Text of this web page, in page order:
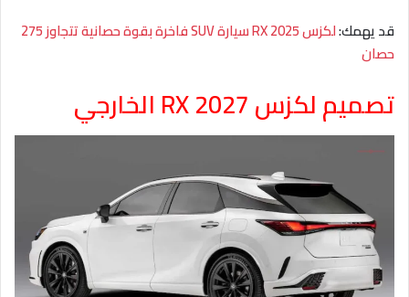
قد يهمك:
لكزس RX 2025 سيارة SUV فاخرة بقوة حصانية تتجاوز 275
حصان
تصميم لكزس RX 2027 الخارجي